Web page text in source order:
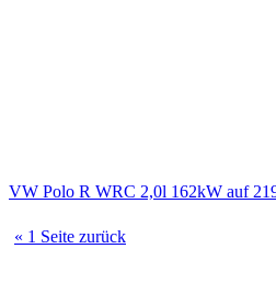
VW Polo R WRC 2,0l 162kW auf
« 1 Seite zurück